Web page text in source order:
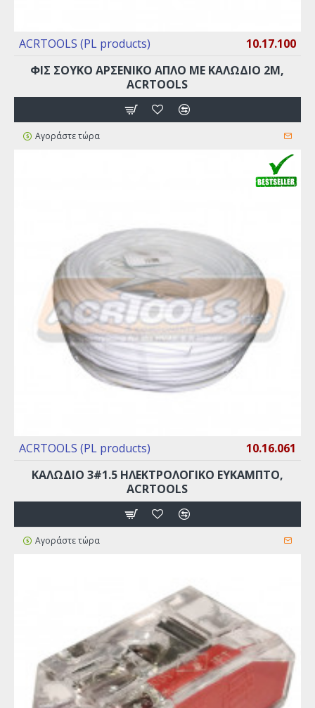
ACRTOOLS (PL products)
10.17.100
ΦΙΣ ΣΟΥΚΟ ΑΡΣΕΝΙΚΟ ΑΠΛΟ ΜΕ ΚΑΛΩΔΙΟ 2M,
ACRTOOLS
Αγοράστε τώρα
ACRTOOLS (PL products)
10.16.061
ΚΑΛΩΔΙΟ 3#1.5 ΗΛΕΚΤΡΟΛΟΓΙΚΟ ΕΥΚΑΜΠΤΟ,
ACRTOOLS
Αγοράστε τώρα